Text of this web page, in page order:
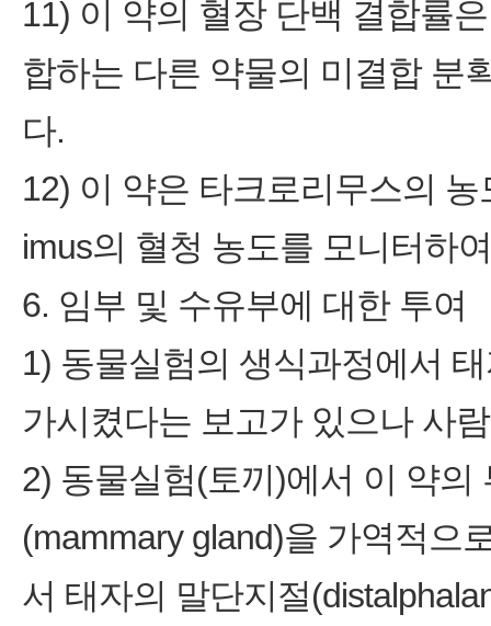
11) 이 약의 혈장 단백 결합률
합하는 다른 약물의 미결합 분
다.
12) 이 약은 타크로리무스의
imus의 혈청 농도를 모니터하
6. 임부 및 수유부에 대한 투여
1) 동물실험의 생식과정에서
가시켰다는 보고가 있으나 사
2) 동물실험(토끼)에서 이 약
(mammary gland)을 가역적으
서 태자의 말단지절